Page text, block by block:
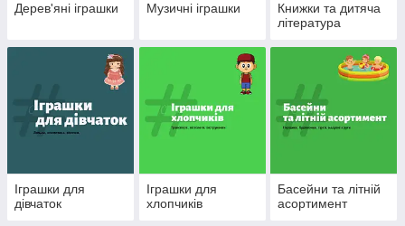
Дерев'яні іграшки Музичні іграшки
Книжки та дитяча
література
Іграшки для
дівчаток
Іграшки для
хлопчиків
Басейни та літній
асортимент